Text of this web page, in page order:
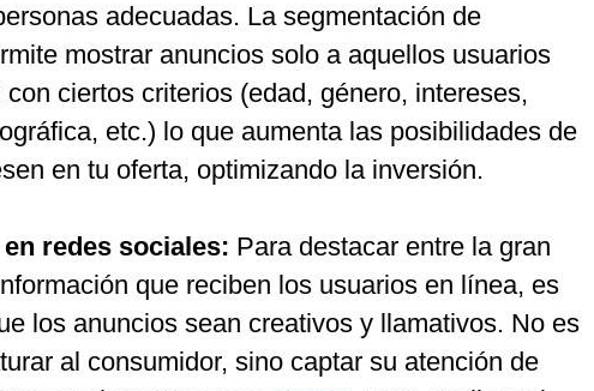
adecuadas. La segmentación de
mostrar anuncios solo a aquellos usuarios
con ciertos criterios (edad, género, intereses,
etc.) lo que aumenta las posibilidades de
en tu oferta, optimizando la inversión.
redes sociales: Para destacar entre la gran
que reciben los usuarios en línea, es
los anuncios sean creativos y llamativos. No es
al consumidor, sino captar su atención de